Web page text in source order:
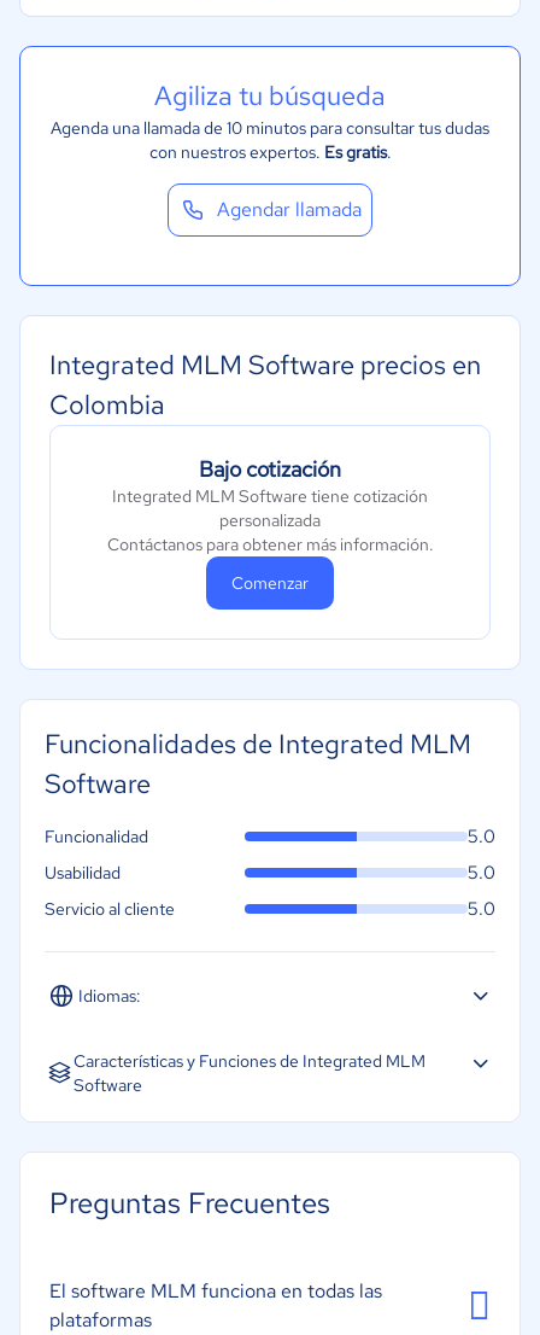
Agiliza tu búsqueda
Agenda una llamada de 10 minutos para consultar tus dudas
con nuestros expertos. Es gratis.
Agendar llamada
Integrated MLM Software precios en
Colombia
Bajo cotización
Integrated MLM Software tiene cotización
personalizada
Contáctanos para obtener más información.
Comenzar
Funcionalidades de Integrated MLM
Software
Idiomas:
Español Inglés Portugués
Funcionalidad 5.0
Usabilidad 5.0
Servicio al cliente 5.0
Características y Funciones de Integrated MLM
Software
Gestión de inventarios
Informes de ventas
Preguntas Frecuentes
El software MLM funciona en todas las
plataformas